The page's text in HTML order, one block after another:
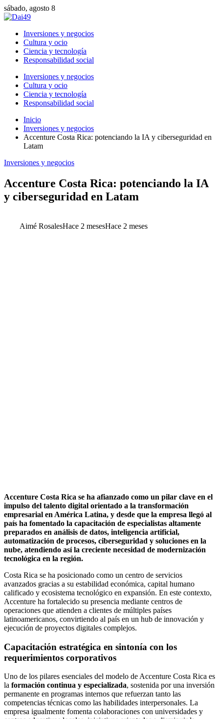
sábado, agosto 8
Inversiones y negocios
Cultura y ocio
Ciencia y tecnología
Responsabilidad social
Inversiones y negocios
Cultura y ocio
Ciencia y tecnología
Responsabilidad social
Inicio
Inversiones y negocios
Accenture Costa Rica: potenciando la IA y ciberseguridad en
Latam
Inversiones y negocios
Accenture Costa Rica: potenciando la IA
y ciberseguridad en Latam
Aimé RosalesHace 2 mesesHace 2 meses
Accenture Costa Rica se ha afianzado como un pilar clave en el
impulso del talento digital orientado a la transformación
empresarial en América Latina, y desde que la empresa llegó al
país ha fomentado la capacitación de especialistas altamente
preparados en análisis de datos, inteligencia artificial,
automatización de procesos, ciberseguridad y soluciones en la
nube, atendiendo así la creciente necesidad de modernización
tecnológica en la región.
Costa Rica se ha posicionado como un centro de servicios
avanzados gracias a su estabilidad económica, capital humano
calificado y ecosistema tecnológico en expansión. En este contexto,
Accenture ha fortalecido su presencia mediante centros de
operaciones que atienden a clientes de múltiples países
latinoamericanos, convirtiendo al país en un hub de innovación y
ejecución de proyectos digitales complejos.
Capacitación estratégica en sintonía con los
requerimientos corporativos
Uno de los pilares esenciales del modelo de Accenture Costa Rica es
la formación continua y especializada, sostenida por una inversión
permanente en programas internos que refuerzan tanto las
competencias técnicas como las habilidades interpersonales. La
empresa igualmente fomenta colaboraciones con universidades y